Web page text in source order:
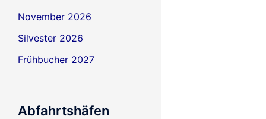
November 2026
Silvester 2026
Frühbucher 2027
Abfahrtshäfen